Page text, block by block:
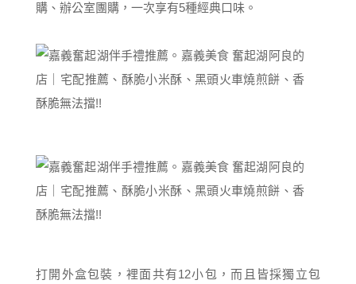
購、辦公室團購，一次享有5種經典口味。
打開外盒包裝，裡面共有12小包，而且皆採獨立包